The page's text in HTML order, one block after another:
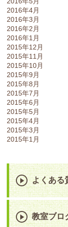
2016年4月
2016年3月
2016年2月
2016年1月
2015年12月
2015年11月
2015年10月
2015年9月
2015年8月
2015年7月
2015年6月
2015年5月
2015年4月
2015年3月
2015年1月
よくある
教室ブロ